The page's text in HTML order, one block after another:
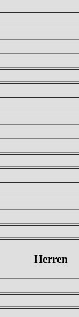
Herren